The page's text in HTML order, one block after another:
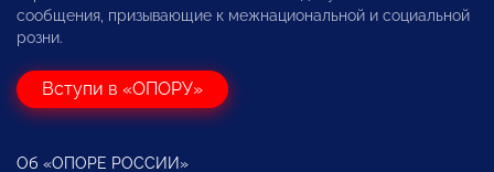
сообщения, призывающие к межнациональной и социальной
розни.
Вступи в «ОПОРУ»
Об «ОПОРЕ РОССИИ»